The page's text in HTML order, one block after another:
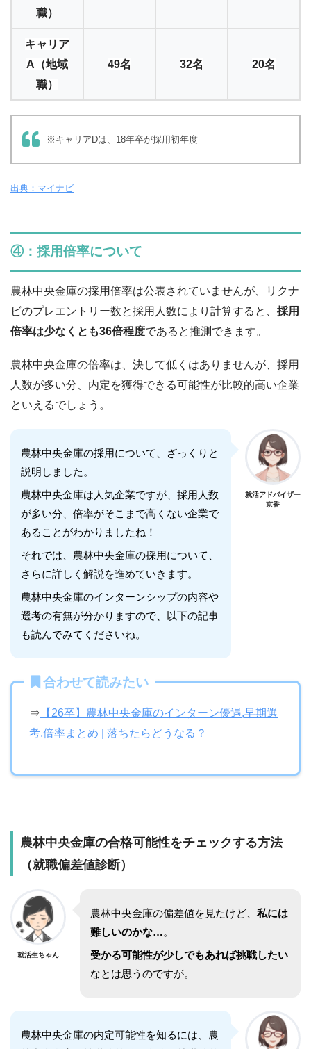
職）
キャリア
A（地域
職）
49名 32名 20名
※キャリアDは、18年卒が採用初年度
出典：マイナビ
④：採用倍率について
農林中央金庫の採用倍率は公表されていませんが、リクナ
ビのプレエントリー数と採用人数により計算すると、 採用
倍率は少なくとも36倍程度であると推測できます。
農林中央金庫の倍率は、決して低くはありませんが、採用
人数が多い分、内定を獲得できる可能性が比較的高い企業
といえるでしょう。
農林中央金庫の採用について、ざっくりと
説明しました。
農林中央金庫は人気企業ですが、採用人数
が多い分、倍率がそこまで高くない企業で
あることがわかりましたね！
それでは、農林中央金庫の採用について、
さらに詳しく解説を進めていきます。
農林中央金庫のインターンシップの内容や
選考の有無が分かりますので、以下の記事
も読んでみてくださいね。
就活アドバイザー
京香
合わせて読みたい
⇒ 【26卒】農林中央金庫のインターン優遇,早期選
考,倍率まとめ | 落ちたらどうなる？
農林中央金庫の合格可能性をチェックする方法
（就職偏差値診断）
就活生ちゃん
農林中央金庫の偏差値を見たけど、 私には
難しいのかな…。
受かる可能性が少しでもあれば挑戦したい
なとは思うのですが。
農林中央金庫の内定可能性を知るには、 農